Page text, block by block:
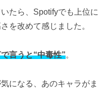
たら、Spotifyでも上位に
を改めて感じました。
言うと“中毒性”。
になる、あのキャラがま